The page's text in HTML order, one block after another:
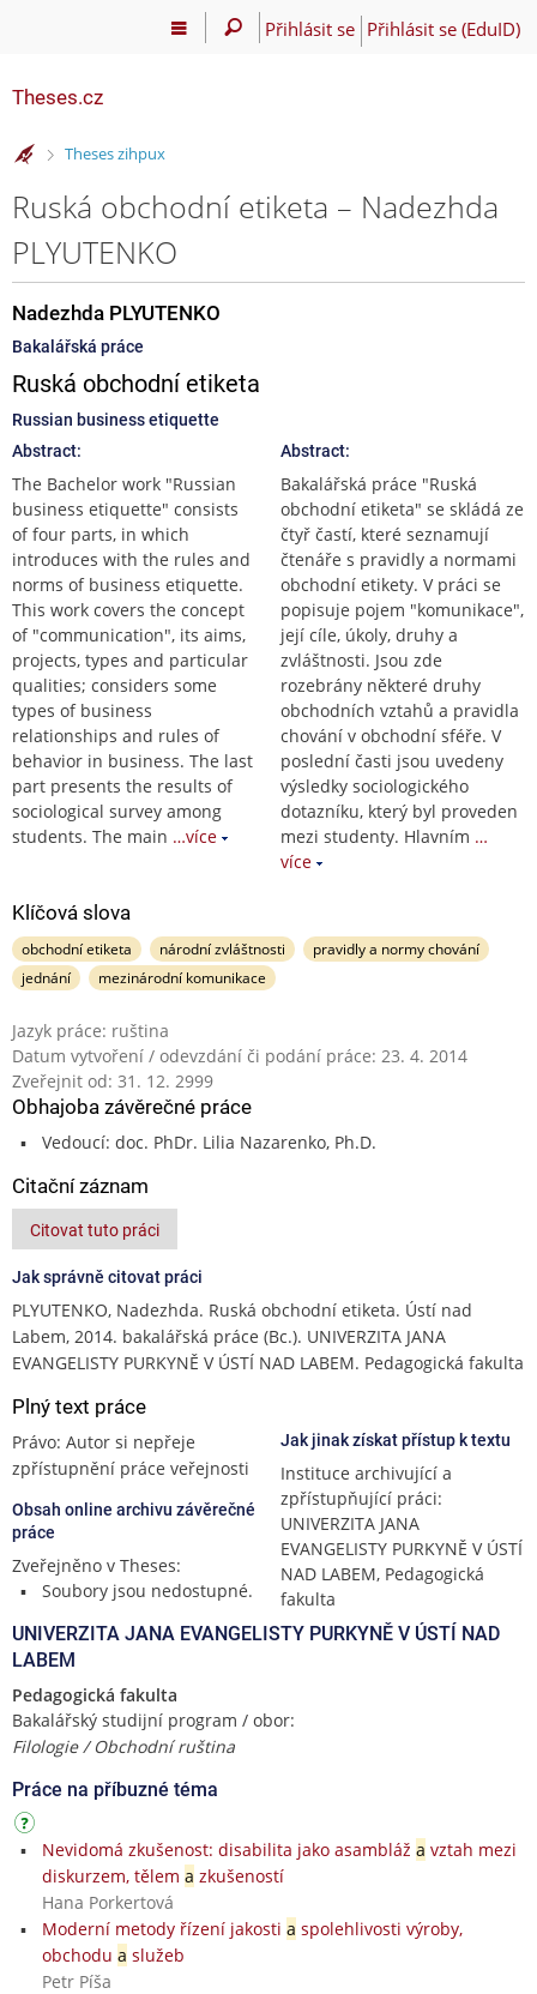
Přihlásit se Přihlásit se (EduID)
Theses.cz
>
Theses zihpux
Ruská obchodní etiketa – Nadezhda
PLYUTENKO
Nadezhda PLYUTENKO
Bakalářská práce
Ruská obchodní etiketa
Russian business etiquette
Abstract:
The Bachelor work "Russian
business etiquette" consists
of four parts, in which
introduces with the rules and
norms of business etiquette.
This work covers the concept
of "communication", its aims,
projects, types and particular
qualities; considers some
types of business
relationships and rules of
behavior in business. The last
part presents the results of
sociological survey among
students. The main …více
Abstract:
Bakalářská práce "Ruská
obchodní etiketa" se skládá ze
čtyř častí, které seznamují
čtenáře s pravidly a normami
obchodní etikety. V práci se
popisuje pojem "komunikace",
její cíle, úkoly, druhy a
zvláštnosti. Jsou zde
rozebrány některé druhy
obchodních vztahů a pravidla
chování v obchodní sféře. V
poslední časti jsou uvedeny
výsledky sociologického
dotazníku, který byl proveden
mezi studenty. Hlavním …
více
Klíčová slova
obchodní etiketa národní zvláštnosti
pravidly a normy chování
jednání
mezinárodní komunikace
Jazyk práce: ruština
Datum vytvoření / odevzdání či podání práce: 23. 4. 2014
Zveřejnit od: 31. 12. 2999
Obhajoba závěrečné práce
Vedoucí: doc. PhDr. Lilia Nazarenko, Ph.D.
Citační záznam
Citovat tuto práci
Jak správně citovat práci
PLYUTENKO, Nadezhda. Ruská obchodní etiketa. Ústí nad
Labem, 2014. bakalářská práce (Bc.). UNIVERZITA JANA
EVANGELISTY PURKYNĚ V ÚSTÍ NAD LABEM. Pedagogická fakulta
Plný text práce
Právo: Autor si nepřeje
zpřístupnění práce veřejnosti
Obsah online archivu závěrečné
práce
Zveřejněno v Theses:
Soubory jsou nedostupné.
Jak jinak získat přístup k textu
Instituce archivující a
zpřístupňující práci:
UNIVERZITA JANA
EVANGELISTY PURKYNĚ V ÚSTÍ
NAD LABEM, Pedagogická
fakulta
UNIVERZITA JANA EVANGELISTY PURKYNĚ V ÚSTÍ NAD
LABEM
Pedagogická fakulta
Bakalářský studijní program / obor:
Filologie / Obchodní ruština
Práce na příbuzné téma
Nevidomá zkušenost: disabilita jako asambláž a vztah mezi
diskurzem, tělem a zkušeností
Hana Porkertová
Moderní metody řízení jakosti a spolehlivosti výroby,
obchodu a služeb
Petr Píša